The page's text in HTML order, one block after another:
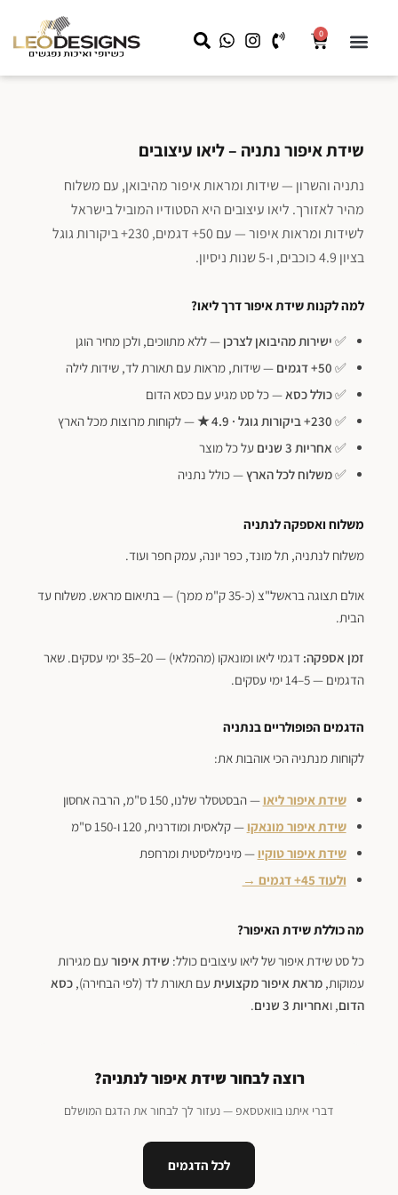
0
שידת איפור נתניה – ליאו עיצובים
נתניה והשרון — שידות ומראות איפור מהיבואן, עם משלוח
מהיר לאזורך. ליאו עיצובים היא הסטודיו המוביל בישראל
לשידות ומראות איפור — עם 50+ דגמים, 230+ ביקורות גוגל
בציון 4.9 כוכבים, ו-5 שנות ניסיון.
למה לקנות שידת איפור דרך ליאו?
✅ ישירות מהיבואן לצרכן — ללא מתווכים, ולכן מחיר הוגן
✅ 50+ דגמים
— שידות, מראות עם תאורת לד, שידות לילה
✅כולל כסא— כל סט מגיע עם כסא הדום
✅ 230+ ביקורות גוגל · 4.9 ★
— לקוחות מרוצות מכל הארץ
✅ אחריות 3 שנים
על כל מוצר
✅משלוח לכל הארץ— כולל נתניה
משלוח ואספקה לנתניה
משלוח לנתניה, תל מונד, כפר יונה, עמק חפר ועוד.
אולם תצוגה בראשל"צ (כ-35 ק"מ ממך) — בתיאום מראש. משלוח עד
הבית.
זמן אספקה:
דגמי ליאו ומונאקו (מהמלאי) — 20–35 ימי עסקים. שאר
הדגמים — 5–14 ימי עסקים.
הדגמים הפופולריים בנתניה
לקוחות מנתניה הכי אוהבות את:
שידת איפור ליאו — הבסטסלר שלנו, 150 ס"מ, הרבה אחסון
שידת איפור מונאקו — קלאסית ומודרנית, 120 ו-150 ס"מ
שידת איפור טוקיו — מינימליסטית ומרחפת
ולעוד 45+ דגמים →
מה כוללת שידת האיפור?
כל סט שידת איפור של ליאו עיצובים כולל: שידת איפורעם מגירות
עמוקות,מראת איפור מקצועיתעם תאורת לד (לפי הבחירה),כסא
הדום, ואחריות 3 שנים .
רוצה לבחור שידת איפור לנתניה?
דברי איתנו בוואטסאפ — נעזור לך לבחור את הדגם המושלם
לכל הדגמים